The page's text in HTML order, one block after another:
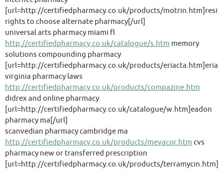
[url=http://certifiedpharmacy.co.uk/products/
rights to choose alternate pharmacy[/url]
universal arts pharmacy miami fl
http://certifiedpharmacy.co.uk/catalogue/s.htm memory
solutions compounding pharmacy
[url=http://certifiedpharmacy.co.uk/products/
virginia pharmacy laws
http://certifiedpharmacy.co.uk/products/compazine.htm
didrex and online pharmacy
[url=http://certifiedpharmacy.co.uk/catalogue/w.htm]eadon
pharmacy ma[/url]
scanvedian pharmacy cambridge ma
http://certifiedpharmacy.co.uk/products/mevacor.htm cvs
pharmacy new or transferred prescription
[url=http://certifiedpharmacy.co.uk/products/